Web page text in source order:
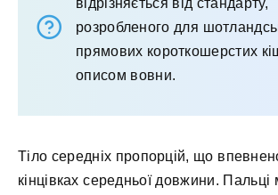
розробленого для
прямових короткошерстих
описом вовни.
Тіло середніх пропорцій, що
кінцівках середньої довжини. Пальці